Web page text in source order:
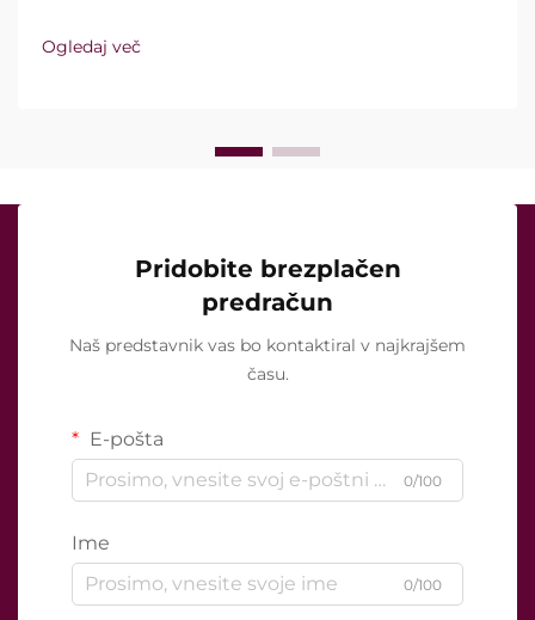
vprašanje pa ni le, ali te funkcije sploh obstajajo,
temveč kako natančno delujejo med kliničnim
Ogledaj več
Pridobite brezplačen
predračun
Naš predstavnik vas bo kontaktiral v najkrajšem
času.
E-pošta
0/100
Ime
0/100